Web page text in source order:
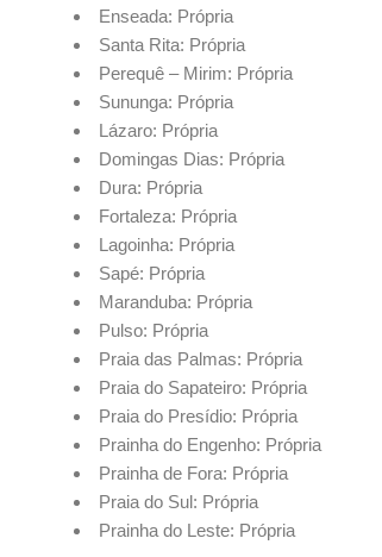
Enseada: Própria
Santa Rita: Própria
Perequê – Mirim: Própria
Sununga: Própria
Lázaro: Própria
Domingas Dias: Própria
Dura: Própria
Fortaleza: Própria
Lagoinha: Própria
Sapé: Própria
Maranduba: Própria
Pulso: Própria
Praia das Palmas: Própria
Praia do Sapateiro: Própria
Praia do Presídio: Própria
Prainha do Engenho: Própria
Prainha de Fora: Própria
Praia do Sul: Própria
Prainha do Leste: Própria